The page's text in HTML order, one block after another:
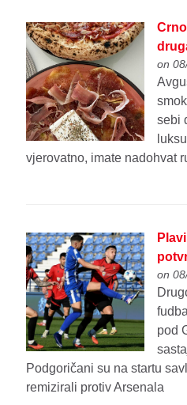
on
sebi
vjerovatno, imate nadohvat
on
pod
Podgoričani su na startu
remizirali protiv Arsenala